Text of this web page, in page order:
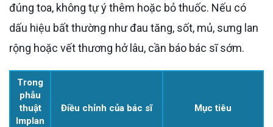
đúng toa, không tự ý thêm hoặc bỏ thuốc. Nếu có
dấu hiệu bất thường như đau tăng, sốt, mủ, sưng lan
rộng hoặc vết thương hở lâu, cần báo bác sĩ sớm.
Trong
phẫu
thuật
Implan
Điều chỉnh của bác sĩ Mục tiêu